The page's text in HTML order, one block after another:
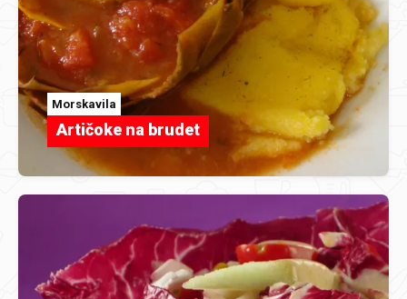
Morskavila
Artičoke na brudet